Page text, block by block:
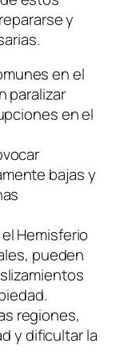
y
en el
paralizar
en el
bajas y
el Hemisferio
pueden
regiones,
y dificultar la